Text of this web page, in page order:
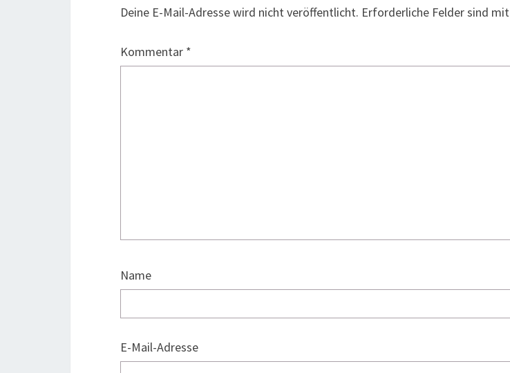
Deine E-Mail-Adresse wird nicht veröffentlicht. Erforderliche Felder sind mit
Kommentar *
Name
E-Mail-Adresse